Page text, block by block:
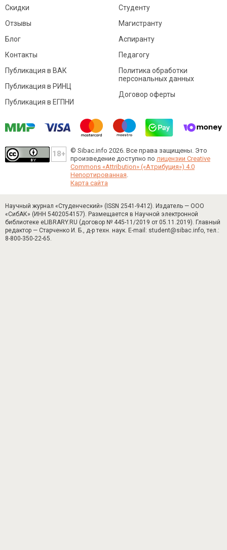
Скидки
Отзывы
Блог
Контакты
Студенту
Магистранту
Аспиранту
Педагогу
Публикация в ВАК
Публикация в РИНЦ
Публикация в ЕГПНИ
Политика обработки
персональных данных
Договор оферты
© Sibac.info 2026. Все права защищены. Это
произведение доступно по лицензии Creative
Commons «Attribution» («Атрибуция») 4.0
Непортированная
Карта сайта
Научный журнал «Студенческий» (ISSN 2541-9412). Издатель — ООО
«СибАК» (ИНН 5402054157). Размещается в Научной электронной
библиотеке eLIBRARY.RU (договор № 445-11/2019 от 05.11.2019). Главный
редактор — Старченко И. Б., д-р техн. наук. E-mail: student@sibac.info, тел.:
8-800-350-22-65.